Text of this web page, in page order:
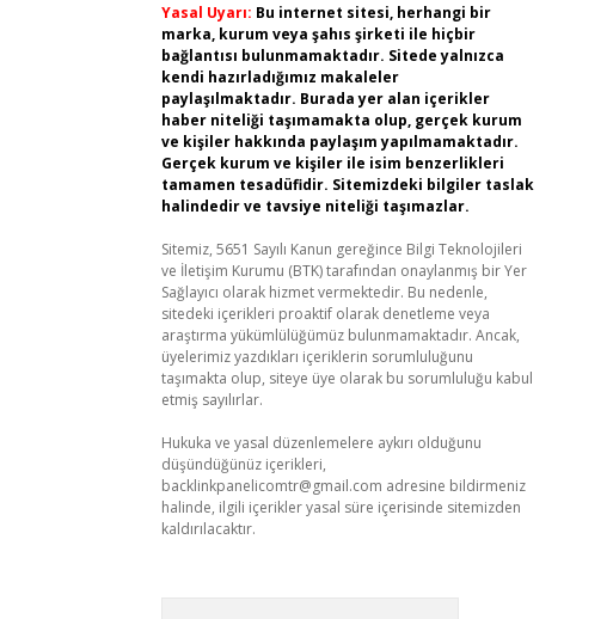
Yasal Uyarı: Bu internet sitesi, herhangi bir
marka, kurum veya şahıs şirketi ile hiçbir
bağlantısı bulunmamaktadır. Sitede yalnızca
kendi hazırladığımız makaleler
paylaşılmaktadır. Burada yer alan içerikler
haber niteliği taşımamakta olup, gerçek kurum
ve kişiler hakkında paylaşım yapılmamaktadır.
Gerçek kurum ve kişiler ile isim benzerlikleri
tamamen tesadüfidir. Sitemizdeki bilgiler taslak
halindedir ve tavsiye niteliği taşımazlar.
Sitemiz, 5651 Sayılı Kanun gereğince Bilgi Teknolojileri
ve İletişim Kurumu (BTK) tarafından onaylanmış bir Yer
Sağlayıcı olarak hizmet vermektedir. Bu nedenle,
sitedeki içerikleri proaktif olarak denetleme veya
araştırma yükümlülüğümüz bulunmamaktadır. Ancak,
üyelerimiz yazdıkları içeriklerin sorumluluğunu
taşımakta olup, siteye üye olarak bu sorumluluğu kabul
etmiş sayılırlar.
Hukuka ve yasal düzenlemelere aykırı olduğunu
düşündüğünüz içerikleri,
backlinkpanelicomtr@gmail.com adresine bildirmeniz
halinde, ilgili içerikler yasal süre içerisinde sitemizden
kaldırılacaktır.